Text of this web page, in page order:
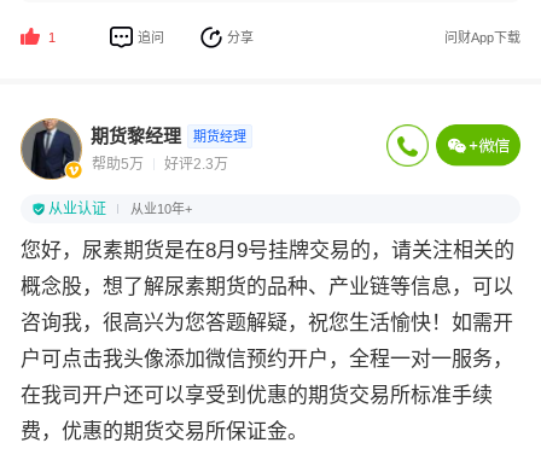
1 追问 分享 问财App下载
期货黎经理 期货经理
帮助5万 好评2.3万
从业认证 从业10年+
您好，尿素期货是在8月9号挂牌交易的，请关注相关的
概念股，想了解尿素期货的品种、产业链等信息，可以
咨询我，很高兴为您答题解疑，祝您生活愉快！如需开
户可点击我头像添加微信预约开户，全程一对一服务，
在我司开户还可以享受到优惠的期货交易所标准手续
费，优惠的期货交易所保证金。